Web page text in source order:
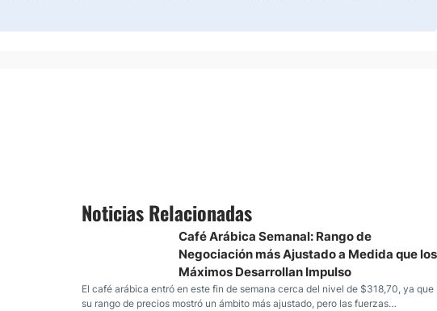
Noticias Relacionadas
Café Arábica Semanal: Rango de
Negociación más Ajustado a Medida que los
Máximos Desarrollan Impulso
El café arábica entró en este fin de semana cerca del nivel de $318,70, ya que
su rango de precios mostró un ámbito más ajustado, pero las fuerzas